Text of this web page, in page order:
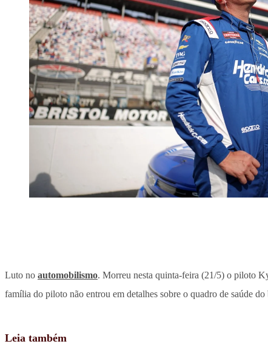
Luto no automobilismo . Morreu nesta quinta-feira (21/5) o piloto
família do piloto não entrou em detalhes sobre o quadro de saúde do
Leia também